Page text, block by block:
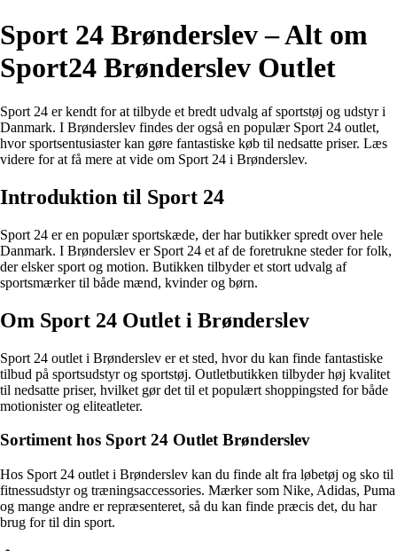
Sport 24 Brønderslev – Alt om
Sport24 Brønderslev Outlet
Sport 24 er kendt for at tilbyde et bredt udvalg af sportstøj og udstyr i
Danmark. I Brønderslev findes der også en populær Sport 24 outlet,
hvor sportsentusiaster kan gøre fantastiske køb til nedsatte priser. Læs
videre for at få mere at vide om Sport 24 i Brønderslev.
Introduktion til Sport 24
Sport 24 er en populær sportskæde, der har butikker spredt over hele
Danmark. I Brønderslev er Sport 24 et af de foretrukne steder for folk,
der elsker sport og motion. Butikken tilbyder et stort udvalg af
sportsmærker til både mænd, kvinder og børn.
Om Sport 24 Outlet i Brønderslev
Sport 24 outlet i Brønderslev er et sted, hvor du kan finde fantastiske
tilbud på sportsudstyr og sportstøj. Outletbutikken tilbyder høj kvalitet
til nedsatte priser, hvilket gør det til et populært shoppingsted for både
motionister og eliteatleter.
Sortiment hos Sport 24 Outlet Brønderslev
Hos Sport 24 outlet i Brønderslev kan du finde alt fra løbetøj og sko til
fitnessudstyr og træningsaccessories. Mærker som Nike, Adidas, Puma
og mange andre er repræsenteret, så du kan finde præcis det, du har
brug for til din sport.